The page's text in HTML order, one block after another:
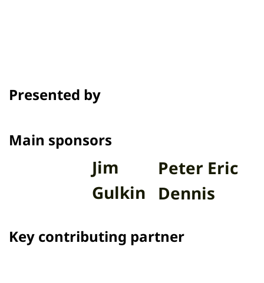
Presented by
Main sponsors
Peter Eric
Dennis
Jim
Gulkin
Key contributing partner